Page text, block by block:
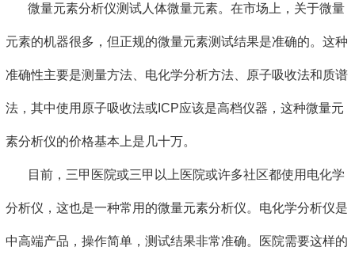
微量元素分析仪测试人体微量元素。在市场上，关于微量
元素的机器很多，但正规的微量元素测试结果是准确的。这种
准确性主要是测量方法、电化学分析方法、原子吸收法和质谱
法，其中使用原子吸收法或ICP应该是高档仪器，这种微量元
素分析仪的价格基本上是几十万。
目前，三甲医院或三甲以上医院或许多社区都使用电化学
分析仪，这也是一种常用的微量元素分析仪。电化学分析仪是
中高端产品，操作简单，测试结果非常准确。医院需要这样的